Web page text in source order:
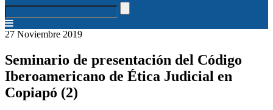
27 Noviembre 2019
Seminario de presentación del Código
Iberoamericano de Ética Judicial en
Copiapó (2)